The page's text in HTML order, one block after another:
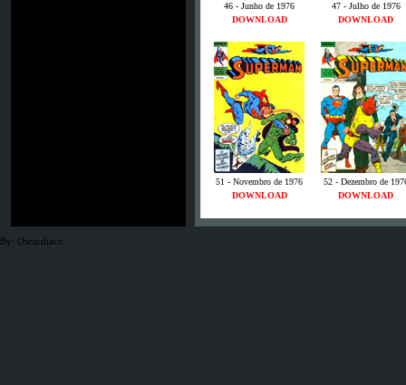
46 - Junho de 1976
47 - Julho de 1976
DOWNLOAD
DOWNLOAD
51 - Novembro de 1976
52 - Dezembro de
DOWNLOAD
DOWNLOAD
By: Oscardiaco